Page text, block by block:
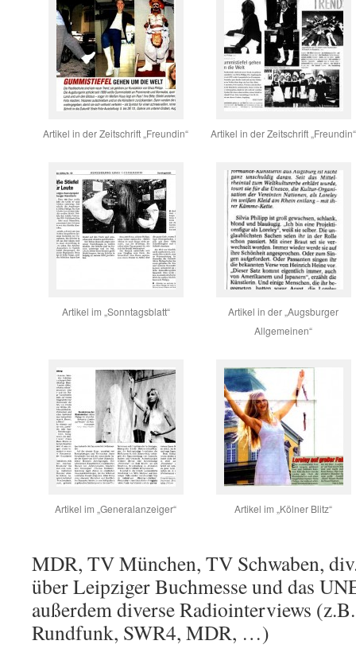
Artikel in der Zeitschrift „Freundin“ Artikel in der Zeitschrift „Freundin“
Artikel im „Sonntagsblatt“
Artikel in der „Augsburger
Allgemeinen“
Artikel im „Generalanzeiger“ Artikel im „Kölner Blitz“
MDR, TV München, TV Schwaben,
über Leipziger Buchmesse und das
außerdem diverse Radiointerviews
Rundfunk, SWR4, MDR, …)